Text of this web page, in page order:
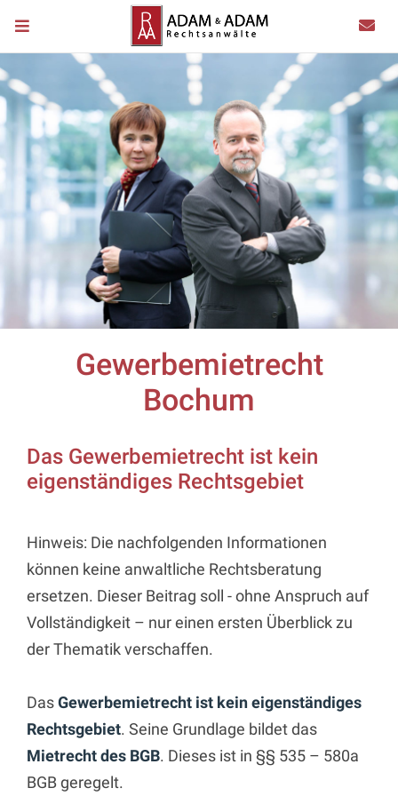
Gewerbemietrecht
Bochum
Das Gewerbemietrecht ist kein
eigenständiges Rechtsgebiet
Hinweis: Die nachfolgenden Informationen
können keine anwaltliche Rechtsberatung
ersetzen. Dieser Beitrag soll - ohne Anspruch auf
Vollständigkeit – nur einen ersten Überblick zu
der Thematik verschaffen.
DasGewerbemietrecht ist kein eigenständiges
Rechtsgebiet. Seine Grundlage bildet das
Mietrecht des BGB. Dieses ist in §§ 535 – 580a
BGB geregelt.